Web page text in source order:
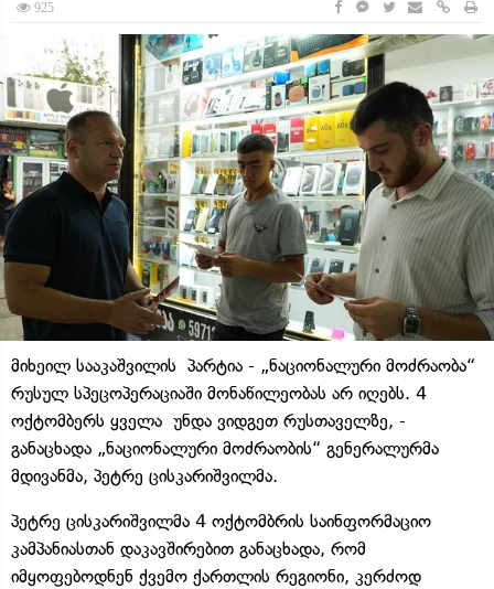
925
მიხეილ სააკაშვილის პარტია - „ნაციონალური მოძრაობა“
რუსულ სპეცოპერაციაში მონაწილეობას არ იღებს. 4
ოქტომბერს ყველა უნდა ვიდგეთ რუსთაველზე, -
განაცხადა „ნაციონალური მოძრაობის“ გენერალურმა
მდივანმა, პეტრე ცისკარიშვილმა.
პეტრე ცისკარიშვილმა 4 ოქტომბრის საინფორმაციო
კამპანიასთან დაკავშირებით განაცხადა, რომ
იმყოფებოდნენ ქვემო ქართლის რეგიონი, კერძოდ